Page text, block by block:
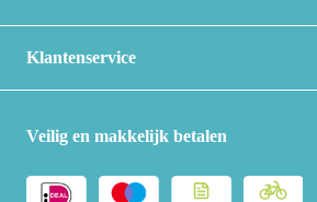
Klantenservice
Veilig en makkelijk betalen